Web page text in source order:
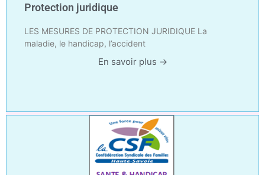
Protection juridique
LES MESURES DE PROTECTION JURIDIQUE La
maladie, le handicap, l’accident
En savoir plus →